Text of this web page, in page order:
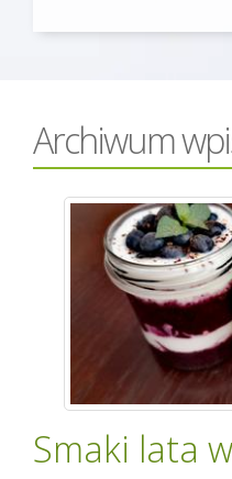
Archiwum
Smaki lata